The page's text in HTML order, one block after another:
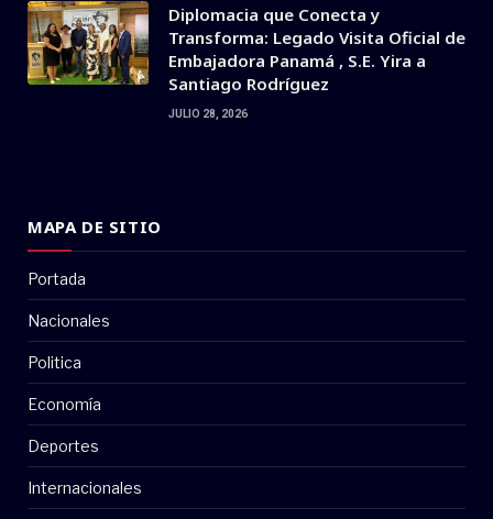
Diplomacia que Conecta y
Transforma: Legado Visita Oficial de
Embajadora Panamá , S.E. Yira a
Santiago Rodríguez
JULIO 28, 2026
MAPA DE SITIO
Portada
Nacionales
Politica
Economía
Deportes
Internacionales